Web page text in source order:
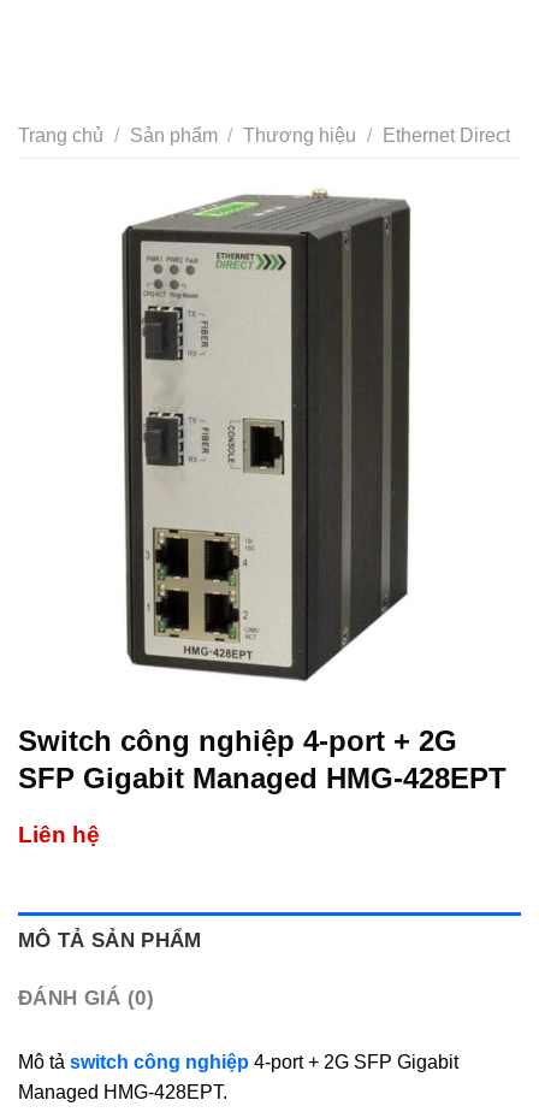
Trang chủ / Sản phẩm / Thương hiệu / Ethernet Direct
Switch công nghiệp 4-port + 2G
SFP Gigabit Managed HMG-428EPT
Liên hệ
MÔ TẢ SẢN PHẨM
ĐÁNH GIÁ (0)
Mô tả switch công nghiệp 4-port + 2G SFP Gigabit
Managed HMG-428EPT.